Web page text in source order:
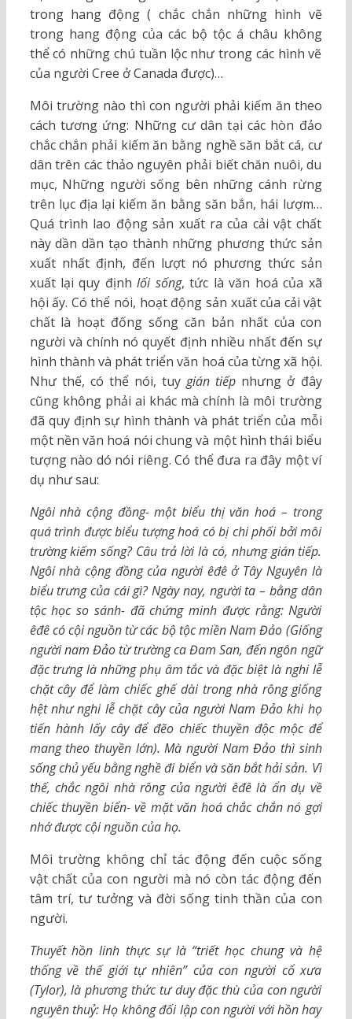
trong hang động ( chắc chắn những hình vẽ
trong hang động của các bộ tộc á châu không
thể có những chú tuần lộc như trong các hình vẽ
của người Cree ở Canada được)…
Môi trường nào thì con người phải kiếm ăn theo
cách tương ứng: Những cư dân tại các hòn đảo
chắc chắn phải kiếm ăn bằng nghề săn bắt cá, cư
dân trên các thảo nguyên phải biết chăn nuôi, du
mục, Những người sống bên những cánh rừng
trên lục địa lại kiếm ăn bằng săn bắn, hái lượm…
Quá trình lao động sản xuất ra của cải vật chất
này dần dần tạo thành những phương thức sản
xuất nhất định, đến lượt nó phương thức sản
xuất lại quy địnhlối sống, tức là văn hoá của xã
hội ấy. Có thể nói, hoạt động sản xuất của cải vật
chất là hoạt đống sống căn bản nhất của con
người và chính nó quyết định nhiều nhất đến sự
hình thành và phát triển văn hoá của từng xã hội.
Như thế, có thể nói, tuygián tiếp nhưng ở đây
cũng không phải ai khác mà chính là môi trường
đã quy định sự hình thành và phát triển của mỗi
một nền văn hoá nói chung và một hình thái biểu
tượng nào dó nói riêng. Có thể đưa ra đây một ví
dụ như sau:
Ngôi nhà cộng đồng- một biểu thị văn hoá – trong
quá trình được biểu tượng hoá có bị chi phối bởi môi
trường kiếm sống? Câu trả lời là có, nhưng gián tiếp.
Ngôi nhà cộng đồng của người êđê ở Tây Nguyên là
biểu trưng của cái gì? Ngày nay, người ta– bằng dân
tộc học so sánh- đã chứng minh được rằng: Người
êđê có cội nguồn từ các bộ tộc miền Nam Đảo (Giống
người nam Đảo từ trường ca Đam San, đến ngôn ngữ
đặc trưng là những phụ âm tắc và đặc biệt là nghi lễ
chặt cây để làm chiếc ghế dài trong nhà rông giống
hệt như nghi lễ chặt cây của người Nam Đảo khi họ
tiến hành lấy cây để đẽo chiếc thuyền độc mộc để
mang theo thuyền lớn). Mà người Nam Đảo thì sinh
sống chủ yếu bằng nghề đi biển và săn bắt hải sản. Vì
thế, chắc ngôi nhà rông của người êđê là ẩn dụ về
chiếc thuyền biển- về mặt văn hoá chắc chắn nó gợi
nhớ được cội nguồn của họ.
Môi trường không chỉ tác động đến cuộc sống
vật chất của con người mà nó còn tác động đến
tâm trí, tư tưởng và đời sống tinh thần của con
người.
Thuyết hồn linh thực sự là “triết học chung và hệ
thống về thế giới tự nhiên”của con người cổ xưa
(Tylor), là phương thức tư duy đặc thù của con người
nguyên thuỷ: Họ không đối lập con người với hồn hay